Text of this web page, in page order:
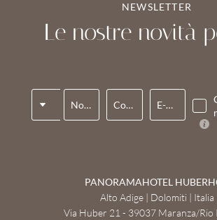
NEWSLETTER
Le nostre novità
Nome* Cognome* E-mail*
PANORAMAHOTEL
Alto Adige | Dolomiti | Italia
Via Huber 21 - 39037 Maranza/Rio